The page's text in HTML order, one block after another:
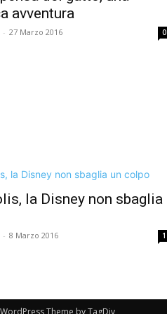
avventura
- 27 Marzo 2016 0
la Disney non sbaglia
- 8 Marzo 2016 1
Theme by TagDiv